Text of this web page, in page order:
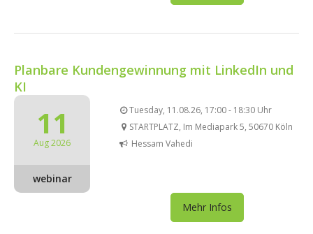
Planbare Kundengewinnung mit LinkedIn und
KI
11
Aug 2026
webinar
Tuesday, 11.08.26, 17:00 - 18:30 Uhr
STARTPLATZ, Im Mediapark 5, 50670 Köln
Hessam Vahedi
Mehr Infos